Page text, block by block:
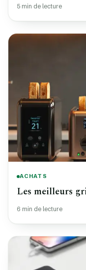
5 min de lecture
ACHATS
Les meilleurs
6 min de lecture